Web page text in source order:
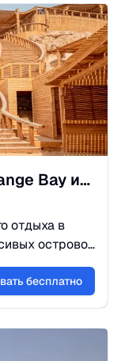
🏝️ Оранжевый остров: Orange Bay из Хургады (есть дайвинг)
отдыха в
островов
лазурной
бесплатно